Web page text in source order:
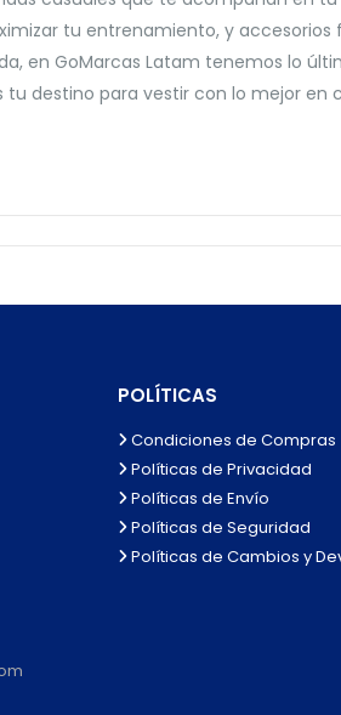
tu entrenamiento, y
en GoMarcas Latam tenemos lo
tu destino para vestir con lo mejor en
POLÍTICAS
Condiciones de Compras
Políticas de Privacidad
Políticas de Envío
Políticas de Seguridad
Políticas de Cambios y